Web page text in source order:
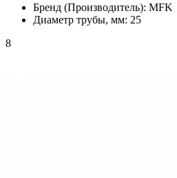
Бренд (Производитель): MFK
Диаметр трубы, мм: 25
8